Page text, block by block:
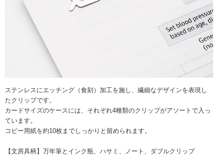
ステンレスにエッチング（食刻）加工を施し、繊細なデザインを表現し
たクリップです。
カードサイズのケースには、それぞれ4種類のクリップがアソートで入っ
ています。
コピー用紙を約10枚までしっかりと留められます。
【文房具柄】万年筆とインク瓶、ハサミ、ノート、ダブルクリップ